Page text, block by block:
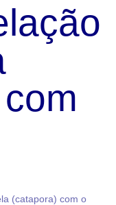
(catapora) com o